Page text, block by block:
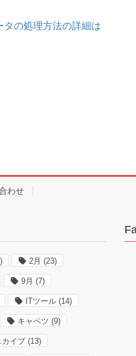
タの処理方法の詳細は
わせ
2月 (23)
9月 (7)
ITツール (14)
キャベツ (9)
カイプ(13)